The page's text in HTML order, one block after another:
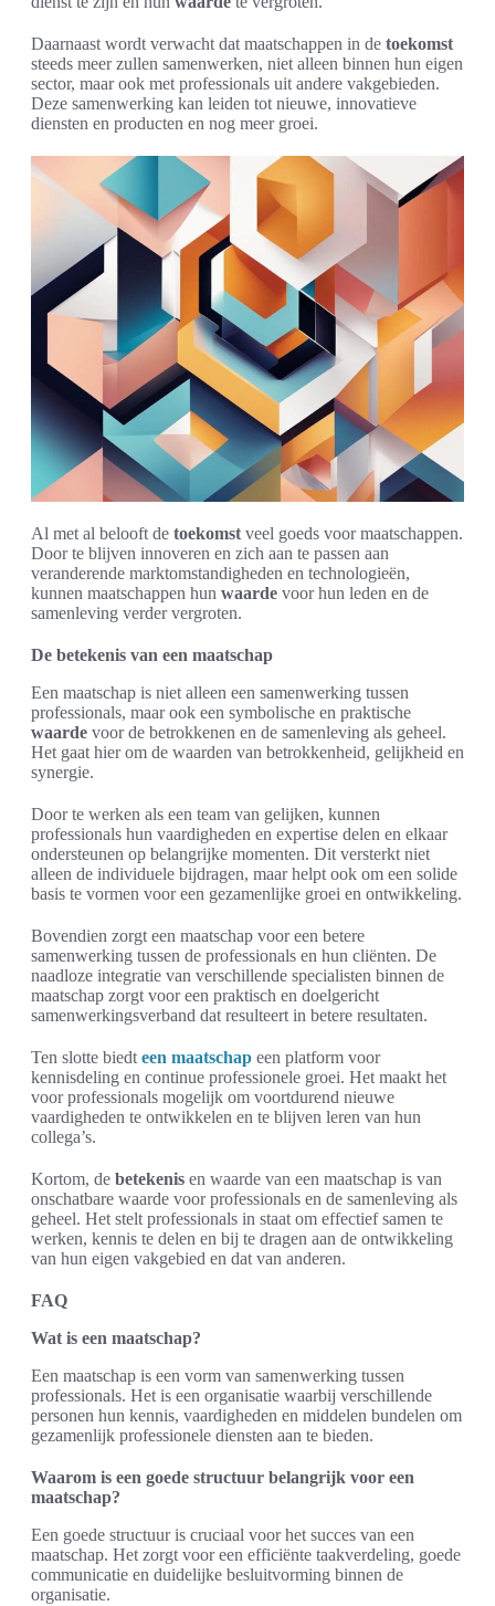
Daarnaast wordt verwacht dat maatschappen in de toekomst
steeds meer zullen samenwerken, niet alleen binnen hun eigen
sector, maar ook met professionals uit andere vakgebieden.
Deze samenwerking kan leiden tot nieuwe, innovatieve
diensten en producten en nog meer groei.
Al met al belooft de toekomst veel goeds voor maatschappen.
Door te blijven innoveren en zich aan te passen aan
veranderende marktomstandigheden en technologieën,
kunnen maatschappen hun waarde voor hun leden en de
samenleving verder vergroten.
De betekenis van een maatschap
Een maatschap is niet alleen een samenwerking tussen
professionals, maar ook een symbolische en praktische
waarde voor de betrokkenen en de samenleving als geheel.
Het gaat hier om de waarden van betrokkenheid, gelijkheid en
synergie.
Door te werken als een team van gelijken, kunnen
professionals hun vaardigheden en expertise delen en elkaar
ondersteunen op belangrijke momenten. Dit versterkt niet
alleen de individuele bijdragen, maar helpt ook om een solide
basis te vormen voor een gezamenlijke groei en ontwikkeling.
Bovendien zorgt een maatschap voor een betere
samenwerking tussen de professionals en hun cliënten. De
naadloze integratie van verschillende specialisten binnen de
maatschap zorgt voor een praktisch en doelgericht
samenwerkingsverband dat resulteert in betere resultaten.
Ten slotte biedt een maatschap een platform voor
kennisdeling en continue professionele groei. Het maakt het
voor professionals mogelijk om voortdurend nieuwe
vaardigheden te ontwikkelen en te blijven leren van hun
collega’s.
Kortom, de betekenis en waarde van een maatschap is van
onschatbare waarde voor professionals en de samenleving als
geheel. Het stelt professionals in staat om effectief samen te
werken, kennis te delen en bij te dragen aan de ontwikkeling
van hun eigen vakgebied en dat van anderen.
FAQ
Wat is een maatschap?
Een maatschap is een vorm van samenwerking tussen
professionals. Het is een organisatie waarbij verschillende
personen hun kennis, vaardigheden en middelen bundelen om
gezamenlijk professionele diensten aan te bieden.
Waarom is een goede structuur belangrijk voor een
maatschap?
Een goede structuur is cruciaal voor het succes van een
maatschap. Het zorgt voor een efficiënte taakverdeling, goede
communicatie en duidelijke besluitvorming binnen de
organisatie.